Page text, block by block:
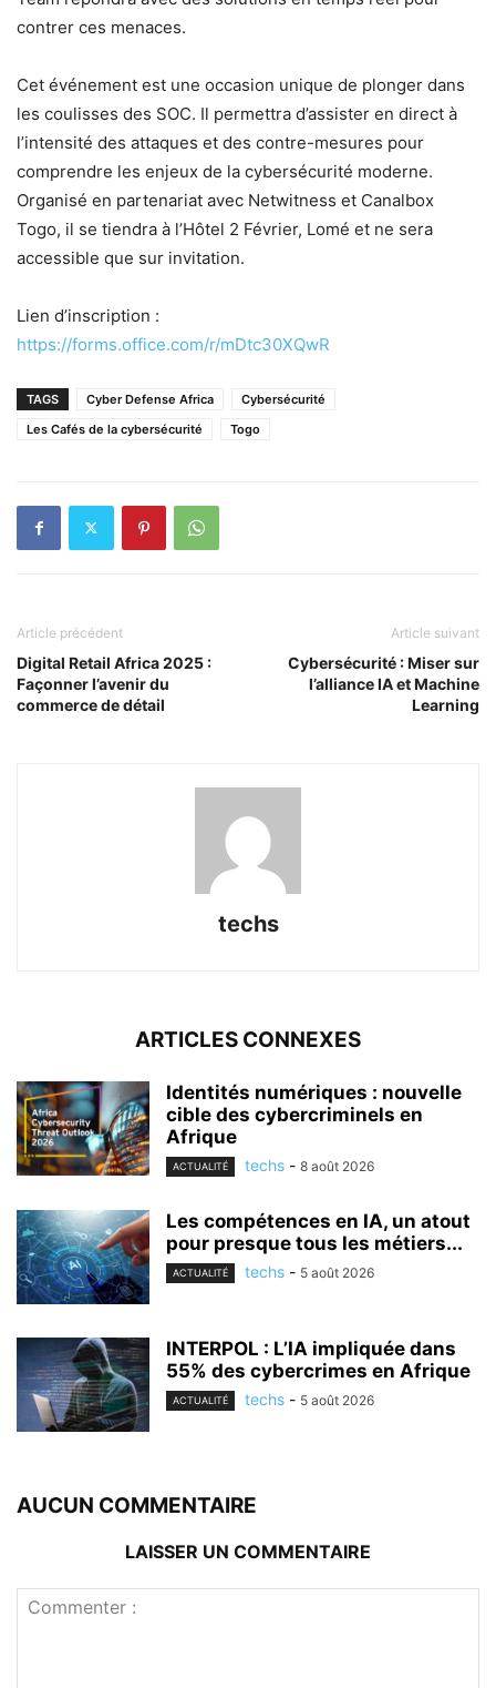
contrer ces menaces.
Cet événement est une occasion unique de plonger dans
les coulisses des SOC. Il permettra d’assister en direct à
l’intensité des attaques et des contre-mesures pour
comprendre les enjeux de la cybersécurité moderne.
Organisé en partenariat avec Netwitness et Canalbox
Togo, il se tiendra à l’Hôtel 2 Février, Lomé et ne sera
accessible que sur invitation.
Lien d’inscription :
https://forms.office.com/r/mDtc30XQwR
TAGS Cyber Defense Africa
Cybersécurité
Les Cafés de la cybersécurité
Togo
Article précédent
Digital Retail Africa 2025 :
Façonner l’avenir du
commerce de détail
Article suivant
Cybersécurité : Miser sur
l’alliance IA et Machine
Learning
techs
ARTICLES CONNEXES
Identités numériques : nouvelle
cible des cybercriminels en
Afrique
ACTUALITÉ techs - 8 août 2026
Les compétences en IA, un atout
pour presque tous les métiers...
ACTUALITÉ techs - 5 août 2026
INTERPOL : L’IA impliquée dans
55% des cybercrimes en Afrique
ACTUALITÉ techs - 5 août 2026
AUCUN COMMENTAIRE
LAISSER UN COMMENTAIRE